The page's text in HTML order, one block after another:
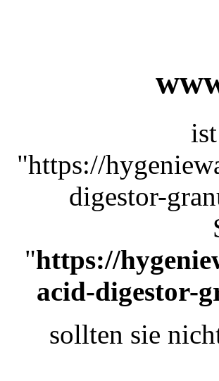
"https://
digestor-
"https://
acid-digestor-
sollten sie